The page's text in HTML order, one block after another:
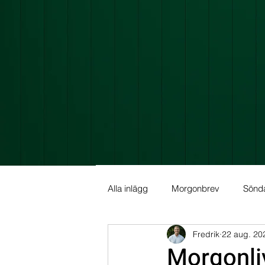
Alla inlägg Morgonbrev
Allmän info Fundamental
Fredrik 22 aug.